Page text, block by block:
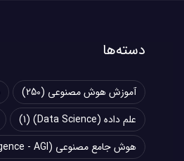
دسته‌ها
آموزش هوش مصنوعی (250)
علم داده (Data Science)
(1)
هوش جامع مصنوعی (Artificial General Intelligence - AGI)